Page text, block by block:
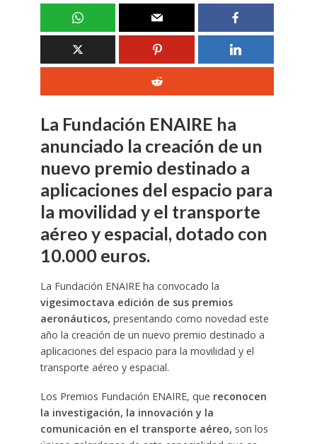
La Fundación ENAIRE ha
anunciado la creación de un
nuevo premio destinado a
aplicaciones del espacio para
la movilidad y el transporte
aéreo y espacial, dotado con
10.000 euros.
La Fundación ENAIRE ha convocado la
vigesimoctava edición de sus premios
aeronáuticos, presentando como novedad este
año la creación de un nuevo premio destinado a
aplicaciones del espacio para la movilidad y el
transporte aéreo y espacial.
Los Premios Fundación ENAIRE, que reconocen
la investigación, la innovación y la
comunicación en el transporte aéreo, son los